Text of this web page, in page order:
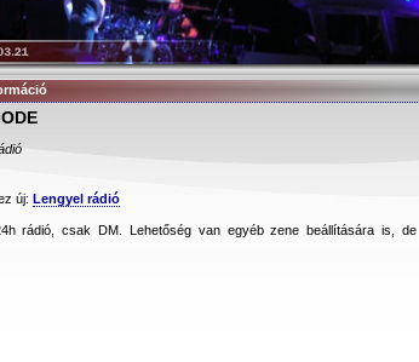
új: Lengyel rádió
rádió, csak DM. Lehetőség van egyéb zene beállítására is, de